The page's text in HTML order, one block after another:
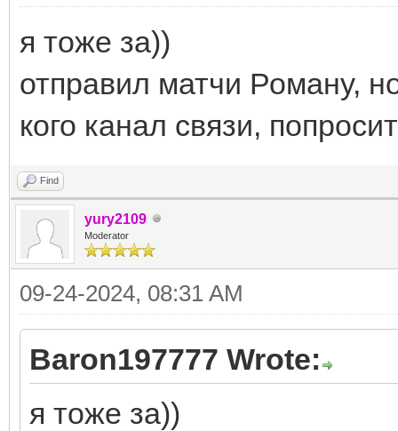
я тоже за))
отправил матчи Роману,
кого канал связи,
Find
yury2109
Moderator
09-24-2024, 08:31 AM
Baron197777 Wrote:
я тоже за))